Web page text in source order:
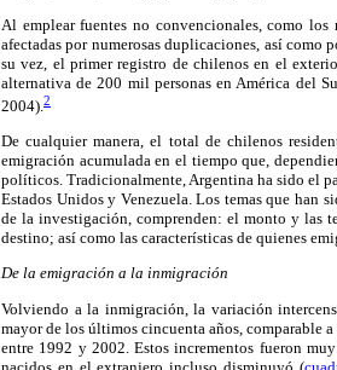
Al emplear fuentes no convencionales, como
afectadas por numerosas duplicaciones, así
su vez, el primer registro de chilenos en el
alternativa de 200 mil personas en América del
2004).2
De cualquier manera, el total de chilenos
emigración acumulada en el tiempo que,
políticos. Tradicionalmente, Argentina ha sido el
Estados Unidos y Venezuela. Los temas que han
de la investigación, comprenden: el monto y las
destino; así como las características de quienes
De la emigración a la inmigración
Volviendo a la inmigración, la variación
mayor de los últimos cincuenta años, comparable
entre 1992 y 2002. Estos incrementos fueron